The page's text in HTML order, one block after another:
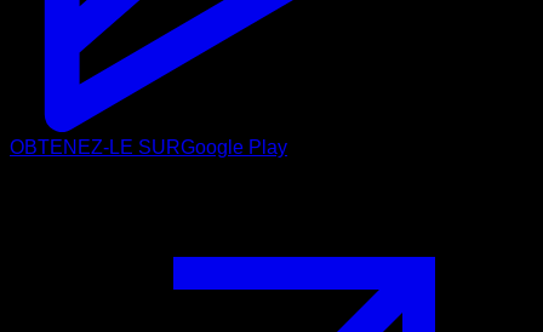
OBTENEZ-LE SURGoogle Play